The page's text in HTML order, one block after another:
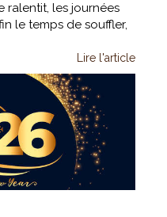
ralentit, les journées
le temps de souffler,
Lire l'article